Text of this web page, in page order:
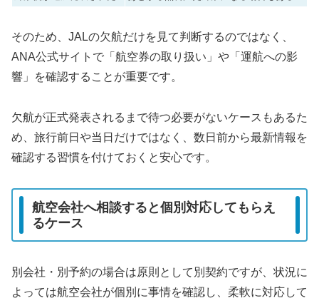
そのため、JALの欠航だけを見て判断するのではなく、
ANA公式サイトで「航空券の取り扱い」や「運航への影
響」を確認することが重要です。
欠航が正式発表されるまで待つ必要がないケースもあるた
め、旅行前日や当日だけではなく、数日前から最新情報を
確認する習慣を付けておくと安心です。
航空会社へ相談すると個別対応してもらえ
るケース
別会社・別予約の場合は原則として別契約ですが、状況に
よっては航空会社が個別に事情を確認し、柔軟に対応して